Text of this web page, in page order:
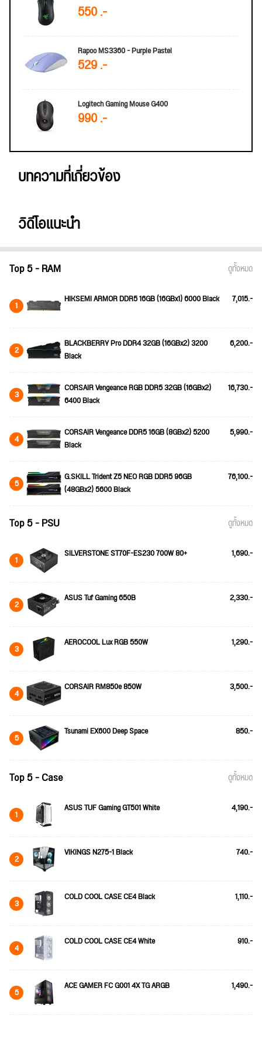
550 .-
Rapoo MS3360 - Purple Pastel
529 .-
Logitech Gaming Mouse G400
990 .-
บทความที่เกี่ยวข้อง
วิดีโอแนะนำ
Top 5 - RAM ดูทั้งหมด
1 HIKSEMI ARMOR DDR5 16GB (16GBx1) 6000 Black 7,015.-
2
BLACKBERRY Pro DDR4 32GB (16GBx2) 3200
Black
6,200.-
3
CORSAIR Vengeance RGB DDR5 32GB (16GBx2)
6400 Black
16,730.-
4
CORSAIR Vengeance DDR5 16GB (8GBx2) 5200
Black
5,990.-
5
G.SKILL Trident Z5 NEO RGB DDR5 96GB
(48GBx2) 5600 Black
76,100.-
Top 5 - PSU ดูทั้งหมด
1 SILVERSTONE ST70F-ES230 700W 80+ 1,690.-
2 ASUS Tuf Gaming 650B 2,330.-
3 AEROCOOL Lux RGB 550W 1,290.-
4 CORSAIR RM850e 850W 3,500.-
5 Tsunami EX600 Deep Space 850.-
Top 5 - Case ดูทั้งหมด
1 ASUS TUF Gaming GT501 White 4,190.-
2 VIKINGS N275-1 Black 740.-
3 COLD COOL CASE CE4 Black 1,110.-
4 COLD COOL CASE CE4 White 910.-
5 ACE GAMER FC G001 4X TG ARGB 1,490.-